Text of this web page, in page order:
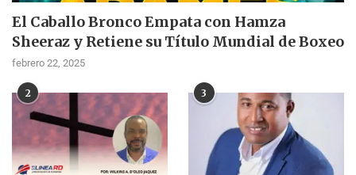
El Caballo Bronco Empata con Hamza
Sheeraz y Retiene su Título Mundial de Boxeo
febrero 22, 2025
2 3